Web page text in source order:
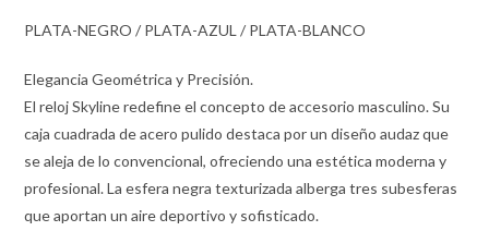
PLATA-NEGRO / PLATA-AZUL / PLATA-BLANCO
Elegancia Geométrica y Precisión.
El reloj Skyline redefine el concepto de accesorio masculino. Su
caja cuadrada de acero pulido destaca por un diseño audaz que
se aleja de lo convencional, ofreciendo una estética moderna y
profesional. La esfera negra texturizada alberga tres subesferas
que aportan un aire deportivo y sofisticado.